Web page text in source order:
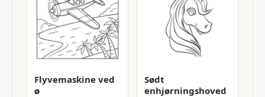
Flyvemaskine ved
ø
Sødt
enhjørningshoved